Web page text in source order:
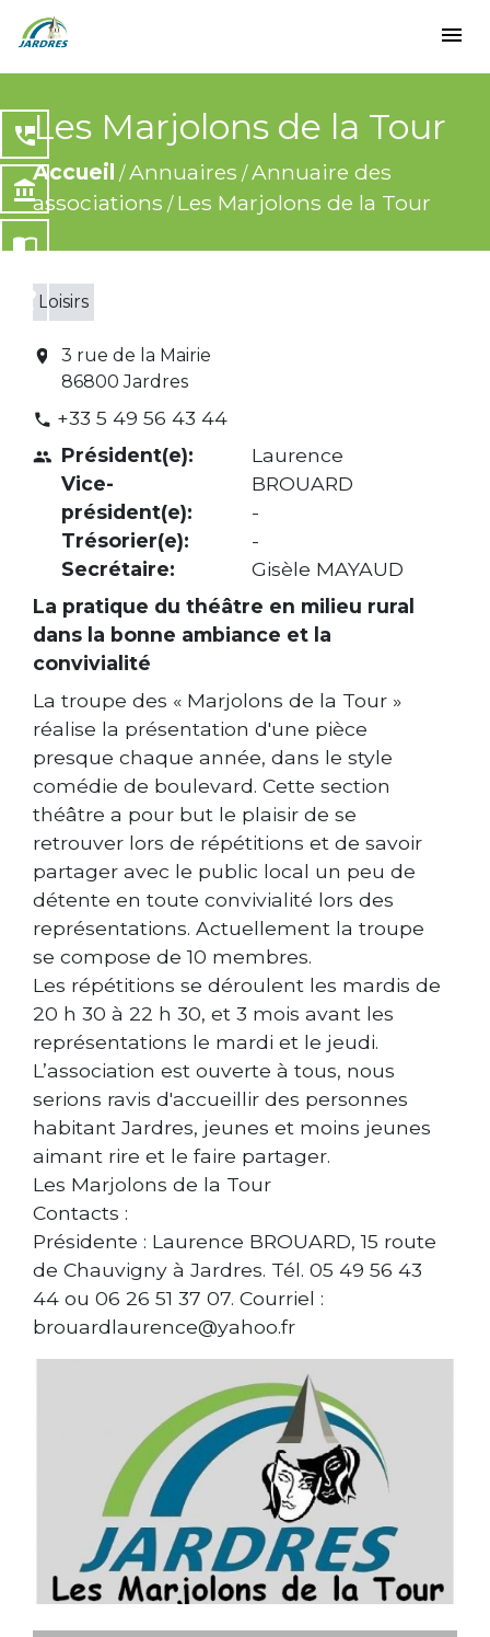
menu
Les Marjolons de la Tour
Accueil /Annuaires /Annuaire des
associations / Les Marjolons de la Tour
perm_phone_msg
account_balance
import_contacts
local_dining
share
Loisirs
location_on
3 rue de la Mairie
86800 Jardres
phone +33 5 49 56 43 44
people Président(e):
Vice-
président(e):
Trésorier(e):
Secrétaire:
Laurence
BROUARD
-
-
Gisèle MAYAUD
La pratique du théâtre en milieu rural
dans la bonne ambiance et la
convivialité
La troupe des « Marjolons de la Tour »
réalise la présentation d'une pièce
presque chaque année, dans le style
comédie de boulevard. Cette section
théâtre a pour but le plaisir de se
retrouver lors de répétitions et de savoir
partager avec le public local un peu de
détente en toute convivialité lors des
représentations. Actuellement la troupe
se compose de 10 membres.
Les répétitions se déroulent les mardis de
20 h 30 à 22 h 30, et 3 mois avant les
représentations le mardi et le jeudi.
L’association est ouverte à tous, nous
serions ravis d'accueillir des personnes
habitant Jardres, jeunes et moins jeunes
aimant rire et le faire partager.
Les Marjolons de la Tour
Contacts :
Présidente : Laurence BROUARD, 15 route
de Chauvigny à Jardres. Tél. 05 49 56 43
44 ou 06 26 51 37 07. Courriel :
brouardlaurence@yahoo.fr